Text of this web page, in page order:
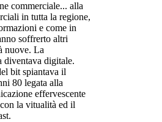
commerciale... alla
in tutta la regione,
e come in
soffrerto altri
nuove. La
diventava digitale.
bit spiantava il
80 legata alla
effervescente
la vitualità ed il